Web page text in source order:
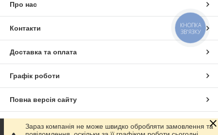
Про нас
Контакти
Доставка та оплата
Графік роботи
Повна версія сайту
Сайт створено на маркетплейсіProm.ua
Зараз компанія не може швидко обробляти замовлення та
КНОПКА
ЗВ'ЯЗКУ